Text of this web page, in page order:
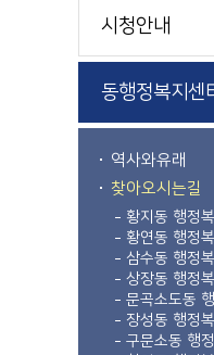
시청안내
동행정복지센
역사와유래
찾아오시는길
황지동 행정
황연동 행정
삼수동 행정
상장동 행정
문곡소도동
장성동 행정
구문소동 행